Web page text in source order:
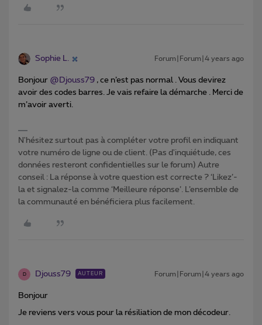
Sophie L. Forum|Forum|4 years ago
Bonjour @Djouss79 , ce n’est pas normal . Vous devirez
avoir des codes barres. Je vais refaire la démarche . Merci de
m’avoir averti.
N'hésitez surtout pas à compléter votre profil en indiquant
votre numéro de ligne ou de client. (Pas d'inquiétude, ces
données resteront confidentielles sur le forum) Autre
conseil : La réponse à votre question est correcte ? ‘Likez’-
la et signalez-la comme ‘Meilleure réponse’. L’ensemble de
la communauté en bénéficiera plus facilement.
D Djouss79 AUTEUR Forum|Forum|4 years ago
Bonjour
Je reviens vers vous pour la résiliation de mon décodeur.